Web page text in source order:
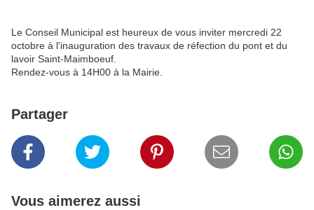
Le Conseil Municipal est heureux de vous inviter mercredi 22
octobre à l'inauguration des travaux de réfection du pont et du
lavoir Saint-Maimboeuf.
Rendez-vous à 14H00 à la Mairie.
Partager
Vous aimerez aussi